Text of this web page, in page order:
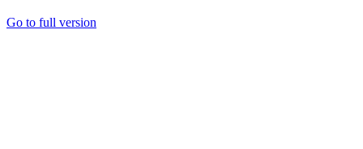
Go to full version